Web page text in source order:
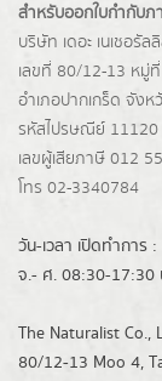
สำหรับออกใบกำกับภ
บริษัท เดอะ เนเชอรั
เลขที่ 80/12-13 หมู่
อำเภอปากเกร็ด จังห
รหัสไปรษณีย์ 11120
เลขผู้เสียภาษี 012
โทร 02-3340784
วัน-เวลา เปิดทำการ :
จ.- ศ. 08:30-17:30
The Naturalist Co.,
80/12-13 Moo 4,